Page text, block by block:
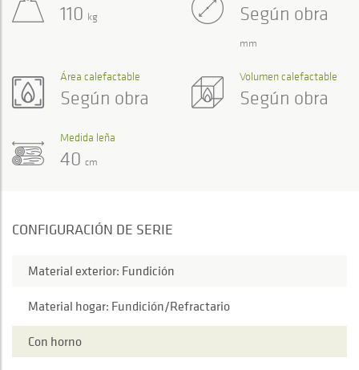
Volumen calefactable
Según obra
Área calefactable
Según obra
110 kg Según obra
mm
Medida leña
40 cm
CONFIGURACIÓN DE SERIE
Material exterior: Fundición
Material hogar: Fundición/Refractario
Con horno